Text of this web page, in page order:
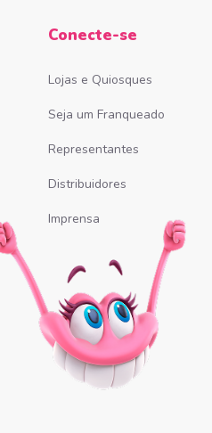
Conecte-se
Lojas e Quiosques
Seja um Franqueado
Representantes
Distribuidores
Imprensa